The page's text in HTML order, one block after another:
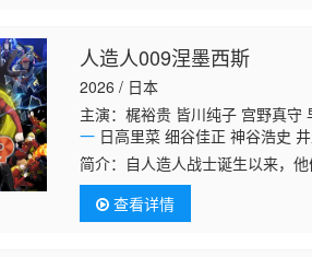
人造人009涅墨西斯
2026 / 日本
主演：梶裕贵 皆川纯子 宫野真守
一 日高里菜 细谷佳正 神谷浩史
简介： 自人造人战士诞生以来，
查看详情